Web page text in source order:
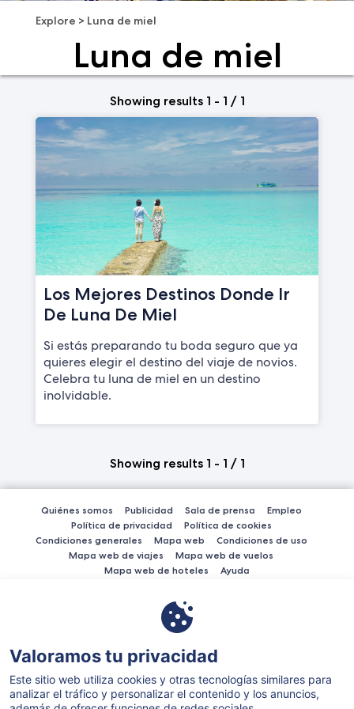
Explore > Luna de miel
Luna de miel
Showing results 1 - 1 / 1
Los Mejores Destinos Donde Ir
De Luna De Miel
Si estás preparando tu boda seguro que ya
quieres elegir el destino del viaje de novios.
Celebra tu luna de miel en un destino
inolvidable.
Showing results 1 - 1 / 1
Quiénes somos Publicidad Sala de prensa
Empleo
Política de privacidad
Política de cookies
Condiciones generales
Mapa web
Condiciones de uso
Mapa web de viajes
Mapa web de vuelos
Mapa web de hoteles
Ayuda
El sitio web de Expedia.es permite pagar con American Express, Diner's
Club International, MasterCard, Visa, Visa Electron, CartaSi, Carte Bleue
y PayPal.
Valoramos tu privacidad
Este sitio web utiliza cookies y otras tecnologías similares para
analizar el tráfico y personalizar el contenido y los anuncios,